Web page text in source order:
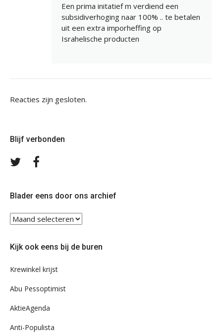
Een prima initatief m verdiend een
subsidiverhoging naar 100% .. te betalen
uit een extra imporheffing op
Israhelische producten
Reacties zijn gesloten.
Blijf verbonden
Volg
Blader eens door ons archief
Blader
eens
ons
Kijk ook eens bij de buren
Krewinkel krijst
Abu Pessoptimist
AktieAgenda
Anti-Populista